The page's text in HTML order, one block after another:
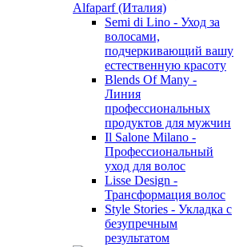
Alfaparf (Италия)
Semi di Lino - Уход за
волосами,
подчеркивающий вашу
естественную красоту
Blends Of Many -
Линия
профессиональных
продуктов для мужчин
Il Salone Milano -
Профессиональный
уход для волос
Lisse Design -
Трансформация волос
Style Stories - Укладка с
безупречным
результатом